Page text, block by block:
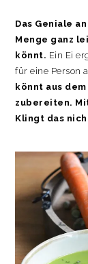
Das Geniale
Menge ganz
könnt. Ein Ei
für eine Person
könnt aus
zubereiten.
Klingt das